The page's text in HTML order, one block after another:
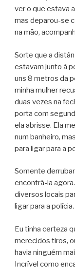
ver o que estava
mas deparou-se
na mão,
Sorte que a
estavam junto à
uns 8 metros da
minha mulher
duas vezes na
porta com
ela abrisse. Ela
num banheiro,
para ligar para a
Somente
encontrá-la
diversos locais
ligar para a
Eu tinha certeza
merecidos tiros,
havia ninguém
Incrível como